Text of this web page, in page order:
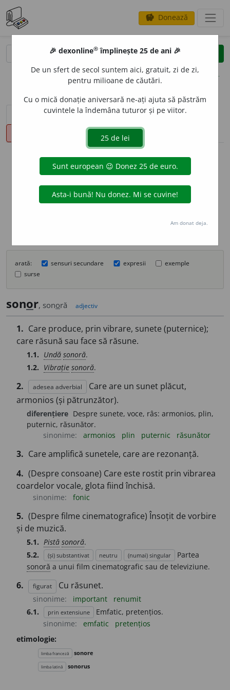
savings Donează
clear
opțiuni
sinteza definițiilor (1) definiții (21)
declinări
info
Aceste definiții sunt compilate de
echipa dexonline. Definițiile
originale se află pe filadefiniții.
Puteți reordona filele pe pagina de
arată: sensuri secundare expresii
exemple
surse
sonor, sonoră adjectiv
1. Care produce, prin vibrare, sunete (puternice);
care răsună sau face să răsune.
1.1. Undă sonoră.
1.2. Vibrație sonoră.
2. adesea adverbial
Care are un sunet plăcut,
armonios (și pătrunzător).
diferențiere Despre sunete, voce, râs: armonios, plin,
puternic, răsunător.
sinonime:
armonios plin puternic răsunător
3. Care amplifică sunetele, care are rezonanță.
4. (Despre consoane) Care este rostit prin vibrarea
coardelor vocale, glota fiind închisă.
sinonime: fonic
5. (Despre filme cinematografice) Însoțit de vorbire
și de muzică.
5.1. Pistă sonoră.
5.2.
(și) substantivat neutru (numai) singular
Partea
sonoră a unui film cinematografic sau de televiziune.
6. figurat Cu răsunet.
sinonime: important
renumit
6.1.
prin extensiune
Emfatic, pretențios.
sinonime:
emfatic
pretențios
etimologie:
limba franceză sonore
limba latină sonorus
🎉 dexonline® împlinește 25 de ani 🎉
De un sfert de secol suntem aici, gratuit, zi de zi,
pentru milioane de căutări.
Cu o mică donație aniversară ne-ați ajuta să păstrăm
cuvintele la îndemâna tuturor și pe viitor.
Am donat deja.